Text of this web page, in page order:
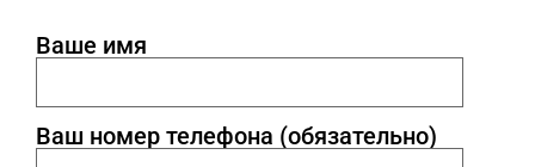
Ваше имя
Ваш номер телефона (обязательно)